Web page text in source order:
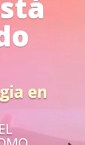
de la